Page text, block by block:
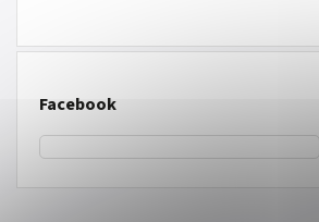
Facebook